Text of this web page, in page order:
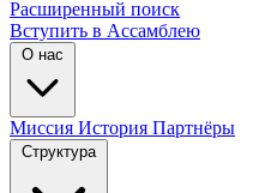
Расширенный поиск
Вступить в Ассамблею
О нас
Миссия История Партнёры
Структура